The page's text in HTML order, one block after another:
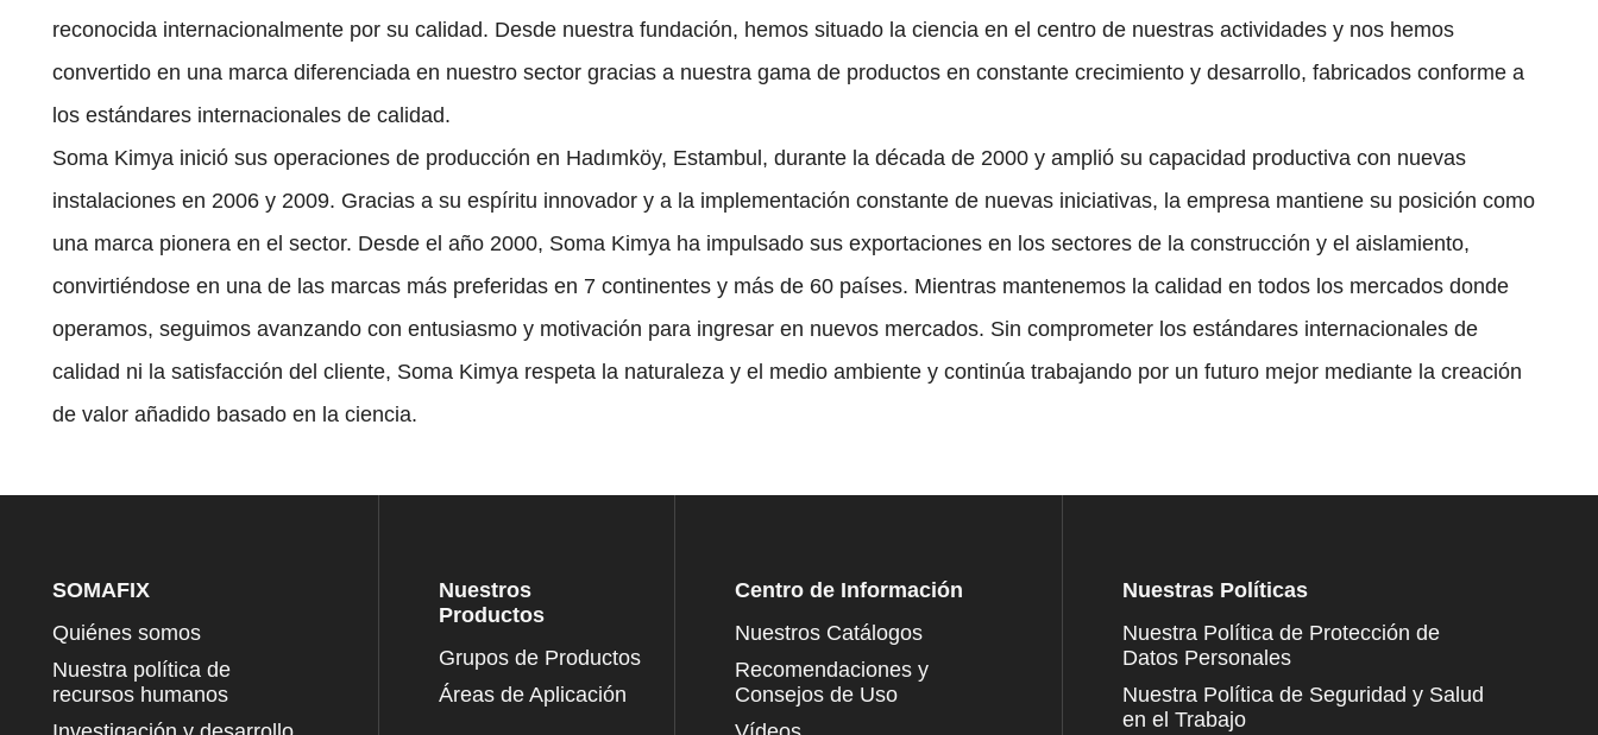
reconocida internacionalmente por su calidad. Desde nuestra fundación, hemos situado la ciencia en el centro de nuestras actividades y nos hemos
convertido en una marca diferenciada en nuestro sector gracias a nuestra gama de productos en constante crecimiento y desarrollo, fabricados conforme a
los estándares internacionales de calidad.
Soma Kimya inició sus operaciones de producción en Hadımköy, Estambul, durante la década de 2000 y amplió su capacidad productiva con nuevas
instalaciones en 2006 y 2009. Gracias a su espíritu innovador y a la implementación constante de nuevas iniciativas, la empresa mantiene su posición como
una marca pionera en el sector. Desde el año 2000, Soma Kimya ha impulsado sus exportaciones en los sectores de la construcción y el aislamiento,
convirtiéndose en una de las marcas más preferidas en 7 continentes y más de 60 países. Mientras mantenemos la calidad en todos los mercados donde
operamos, seguimos avanzando con entusiasmo y motivación para ingresar en nuevos mercados. Sin comprometer los estándares internacionales de
calidad ni la satisfacción del cliente, Soma Kimya respeta la naturaleza y el medio ambiente y continúa trabajando por un futuro mejor mediante la creación
de valor añadido basado en la ciencia.
SOMAFIX
Quiénes somos
Nuestra política de
recursos humanos
Nuestros
Productos
Grupos de Productos
Áreas de Aplicación
Centro de Información
Nuestros Catálogos
Recomendaciones y
Consejos de Uso
Nuestras Políticas
Nuestra Política de Protección de
Datos Personales
Nuestra Política de Seguridad y Salud
en el Trabajo